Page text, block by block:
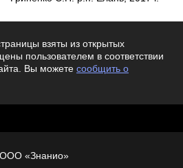
взяты из открытых
пользователем в соответствии
Вы можете сообщить о
«Знанио»